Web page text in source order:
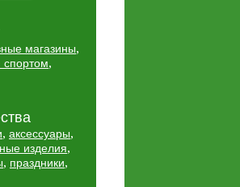
магазины,
спортом,
, аксессуары,
изделия,
, праздники,